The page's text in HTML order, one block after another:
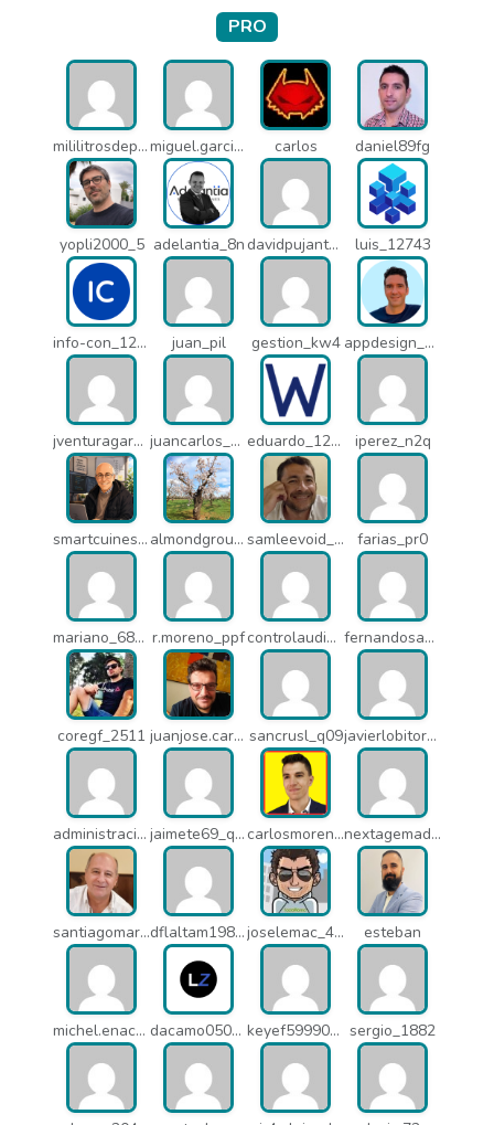
PRO
mililitrosdeperfume_lao miguel.garcia_l25 carlos daniel89fg
yopli2000_5 adelantia_8n davidpujantelopez_mrf luis_12743
info-con_12812 juan_pil gestion_kw4 appdesign_pbe
jventuragarcia_13040 juancarlos_ptr eduardo_12367 iperez_n2q
smartcuines_1378 almondgroup1984_pjc samleevoid_n58 farias_pr0
mariano_6807 r.moreno_ppf controlaudiovisual_1875 fernandosanche_q11
coregf_2511 juanjose.carmona_182 sancrusl_q09 javierlobitort_pz2
administracion_q24 jaimete69_q26 carlosmorenogil_16533 nextagemadrid_lpj
santiagomartindejesus_ncs dflaltam1980_os1 joselemac_4098 esteban
michel.enacsl_o1y dacamo0502_q4e keyef59990_q4h sergio_1882